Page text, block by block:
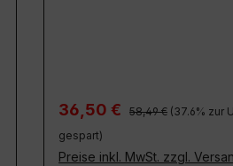
Verkaufspreis:
36,50 € Regulärer Preis:
58,49 € (37.6% zur
gespart)
Preise inkl. MwSt. zzgl.